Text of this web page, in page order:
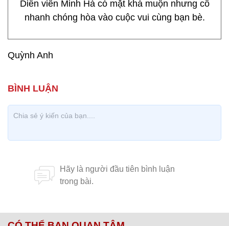
Diễn viên Minh Hà có mặt khá muộn nhưng cô
nhanh chóng hòa vào cuộc vui cùng bạn bè.
Quỳnh Anh